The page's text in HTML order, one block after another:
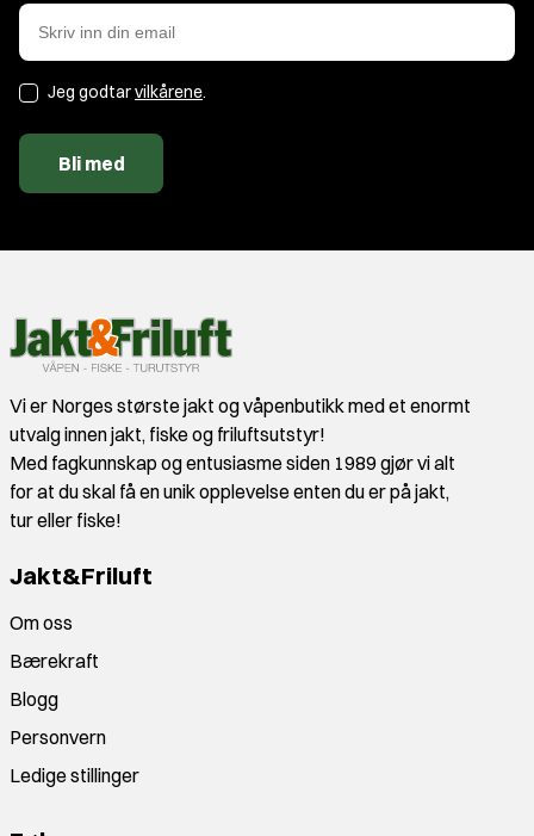
Jeg godtarvilkårene.
Bli med
Vi er Norges største jakt og våpenbutikk med et enormt
utvalg innen jakt, fiske og friluftsutstyr!
Med fagkunnskap og entusiasme siden 1989 gjør vi alt
for at du skal få en unik opplevelse enten du er på jakt,
tur eller fiske!
Jakt&Friluft
Om oss
Bærekraft
Blogg
Personvern
Ledige stillinger